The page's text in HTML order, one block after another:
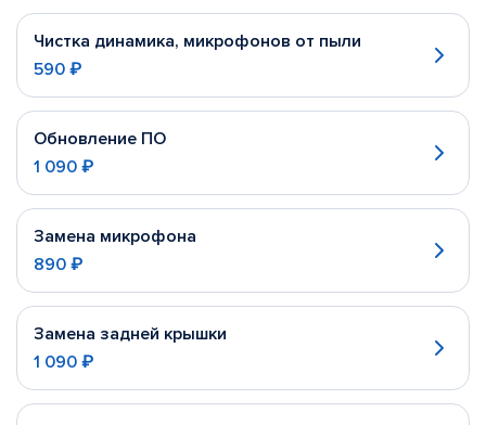
Чистка динамика, микрофонов от пыли
590 ₽
Обновление ПО
1 090 ₽
Замена микрофона
890 ₽
Замена задней крышки
1 090 ₽